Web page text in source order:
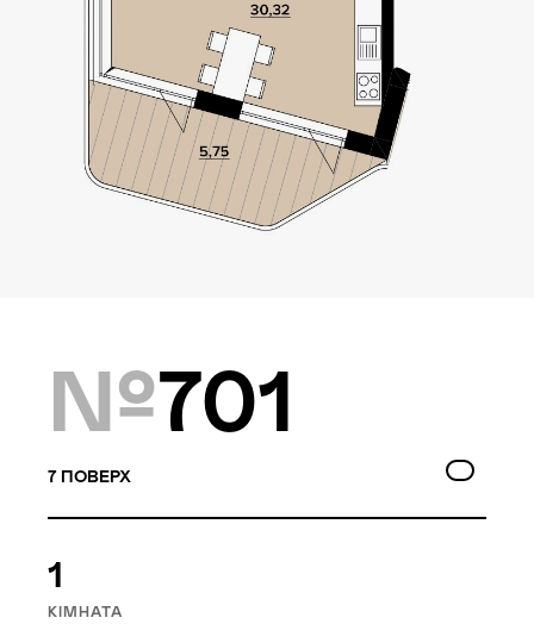
OBOLON HOUSE
Локація
Київ, Оболонський р-н
Комплекс складається з
двох будинків — 10 та
таунхаусів по 3 поверхи.
Багатошаровість проекту
№701
7 ПОВЕРХ
1
КІМНАТА